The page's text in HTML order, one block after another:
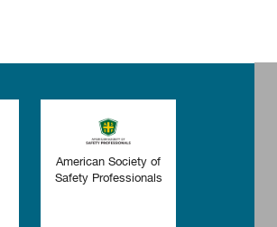
American Society of
Safety Professionals